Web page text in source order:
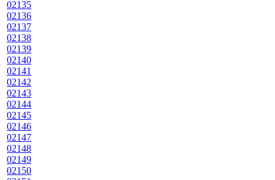
02135
02136
02137
02138
02139
02140
02141
02142
02143
02144
02145
02146
02147
02148
02149
02150